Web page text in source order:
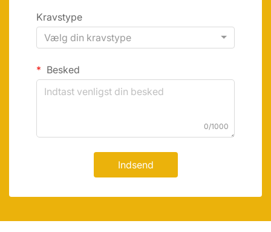
Kravstype
Vælg din kravstype
Besked
0/1000
Indsend